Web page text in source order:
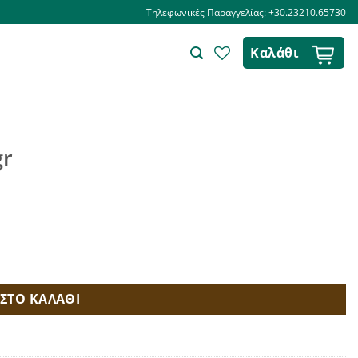
Τηλεφωνικές Παραγγελίας: +30.23210.65730
Καλάθι
ΚΑΛΑΘΙ